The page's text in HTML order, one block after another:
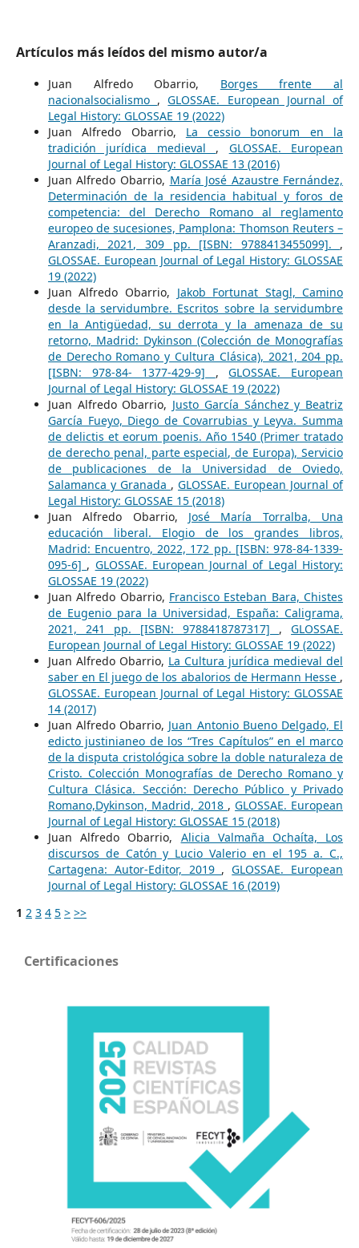
Artículos más leídos del mismo autor/a
Juan Alfredo Obarrio, Borges frente al
nacionalsocialismo ,GLOSSAE. European Journal of
Legal History: GLOSSAE 19 (2022)
Juan Alfredo Obarrio, La cessio bonorum en la
tradición jurídica medieval , GLOSSAE. European
Journal of Legal History: GLOSSAE 13 (2016)
Juan Alfredo Obarrio, María José Azaustre Fernández,
Determinación de la residencia habitual y foros de
competencia: del Derecho Romano al reglamento
europeo de sucesiones, Pamplona: Thomson Reuters –
Aranzadi, 2021, 309 pp. [ISBN: 9788413455099]. ,
GLOSSAE. European Journal of Legal History: GLOSSAE
19 (2022)
Juan Alfredo Obarrio, Jakob Fortunat Stagl, Camino
desde la servidumbre. Escritos sobre la servidumbre
en la Antigüedad, su derrota y la amenaza de su
retorno, Madrid: Dykinson (Colección de Monografías
de Derecho Romano y Cultura Clásica), 2021, 204 pp.
[ISBN: 978-84- 1377-429-9] ,GLOSSAE. European
Journal of Legal History: GLOSSAE 19 (2022)
Juan Alfredo Obarrio, Justo García Sánchez y Beatriz
García Fueyo, Diego de Covarrubias y Leyva. Summa
de delictis et eorum poenis. Año 1540 (Primer tratado
de derecho penal, parte especial, de Europa), Servicio
de publicaciones de la Universidad de Oviedo,
Salamanca y Granada ,GLOSSAE. European Journal of
Legal History: GLOSSAE 15 (2018)
Juan Alfredo Obarrio, José María Torralba, Una
educación liberal. Elogio de los grandes libros,
Madrid: Encuentro, 2022, 172 pp. [ISBN: 978-84-1339-
095-6] , GLOSSAE. European Journal of Legal History:
GLOSSAE 19 (2022)
Juan Alfredo Obarrio, Francisco Esteban Bara, Chistes
de Eugenio para la Universidad, España: Caligrama,
2021, 241 pp. [ISBN: 9788418787317] ,GLOSSAE.
European Journal of Legal History: GLOSSAE 19 (2022)
Juan Alfredo Obarrio, La Cultura jurídica medieval del
saber en El juego de los abalorios de Hermann Hesse ,
GLOSSAE. European Journal of Legal History: GLOSSAE
14 (2017)
Juan Alfredo Obarrio, Juan Antonio Bueno Delgado, El
edicto justinianeo de los “Tres Capítulos” en el marco
de la disputa cristológica sobre la doble naturaleza de
Cristo. Colección Monografías de Derecho Romano y
Cultura Clásica. Sección: Derecho Público y Privado
Romano,Dykinson, Madrid, 2018 ,GLOSSAE. European
Journal of Legal History: GLOSSAE 15 (2018)
Juan Alfredo Obarrio, Alicia Valmaña Ochaíta, Los
discursos de Catón y Lucio Valerio en el 195 a. C.,
Cartagena: Autor-Editor, 2019 ,GLOSSAE. European
Journal of Legal History: GLOSSAE 16 (2019)
1 2 3 4 5 > >>
Certificaciones